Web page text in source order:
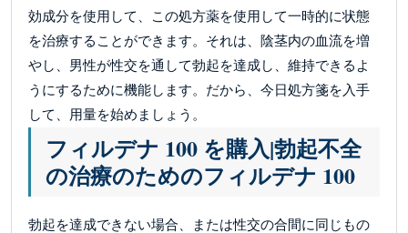
効成分を使用して、この処方薬を使用して一時的に状態
を治療することができます。それは、陰茎内の血流を増
やし、男性が性交を通して勃起を達成し、維持できるよ
うにするために機能します。だから、今日処方箋を入手
して、用量を始めましょう。
フィルデナ 100 を購入|勃起不全
の治療のためのフィルデナ 100
勃起を達成できない場合、または性交の合間に同じもの